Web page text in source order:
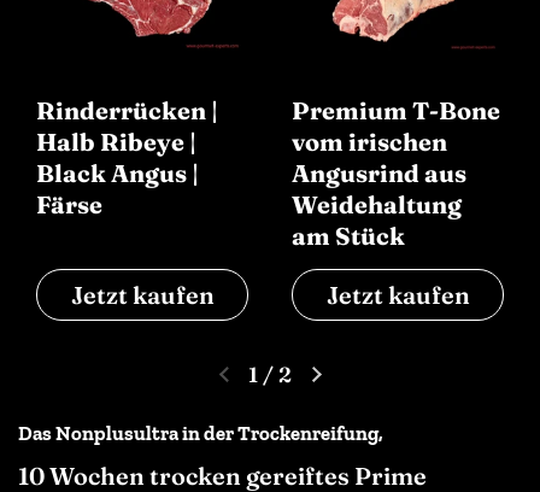
Rinderrücken |
Halb Ribeye |
Black Angus |
Färse
Jetzt kaufen
Premium T-Bone
vom irischen
Angusrind aus
Weidehaltung
am Stück
Jetzt kaufen
1 /2
Das Nonplusultra in der Trockenreifung,
10 Wochen trocken gereiftes Prime